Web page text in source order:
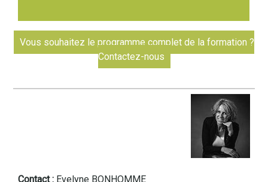
Vous souhaitez le programme complet de la formation ?
Contactez-nous
Contact : Evelyne BONHOMME